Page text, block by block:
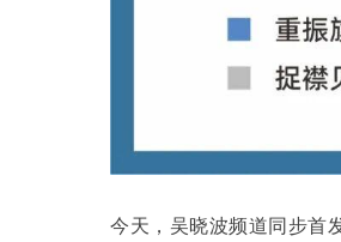
今天，吴晓波频道同步首